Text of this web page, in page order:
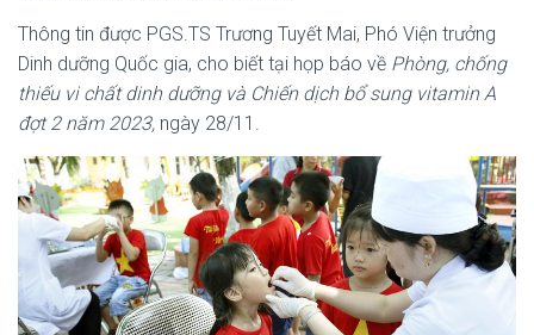
H
Thông tin được PGS.TS Trương Tuyết Mai, Phó Viện trưởng
Dinh dưỡng Quốc gia, cho biết tại họp báo về Phòng, chống
thiếu vi chất dinh dưỡng và Chiến dịch bổ sung vitamin A
đợt 2 năm 2023, ngày 28/11.